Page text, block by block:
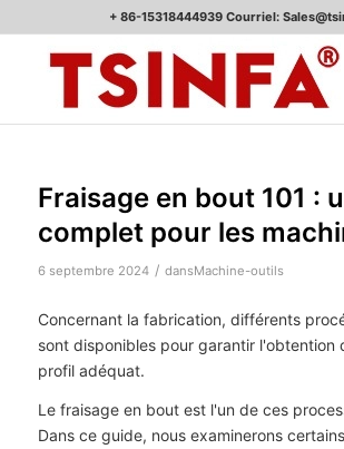
+ 86-15318444939 Courriel:
Fraisage en bout 101 :
complet pour les
6 septembre 2024 / dansMachine-outils
Concernant la fabrication, différents
sont disponibles pour garantir l'obtention
profil adéquat.
Le fraisage en bout est l'un de ces
Dans ce guide, nous examinerons